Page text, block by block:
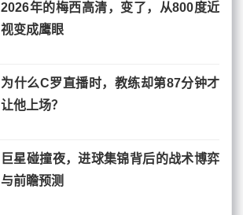
2026年的梅西高清，变了，从800度近
视变成鹰眼
为什么C罗直播时，教练却第87分钟才
让他上场？
巨星碰撞夜，进球集锦背后的战术博弈
与前瞻预测